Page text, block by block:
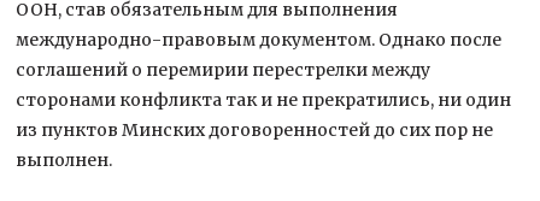
ООН, став обязательным для выполнения
международно-правовым документом. Однако после
соглашений о перемирии перестрелки между
сторонами конфликта так и не прекратились, ни один
из пунктов Минских договоренностей до сих пор не
выполнен.